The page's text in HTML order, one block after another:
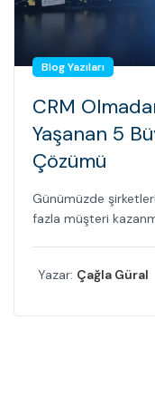
Blog Yazıları
CRM
Yaşanan 5
Çözümü
Günümüzde
fazla müşteri
Yazar: Çağla Güral